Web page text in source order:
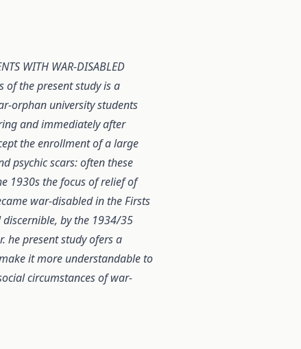
WITH WAR-DISABLED
of the present study is a
orphan university students
and immediately after
the enrollment of a large
psychic scars: often these
1930s the focus of relief of
war-disabled in the Firsts
by the 1934/35
he present study ofers a
it more understandable to
circumstances of war-